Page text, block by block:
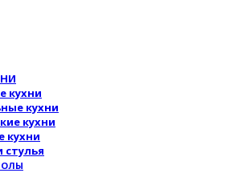
кухни
кухни
кухни
кухни
стулья